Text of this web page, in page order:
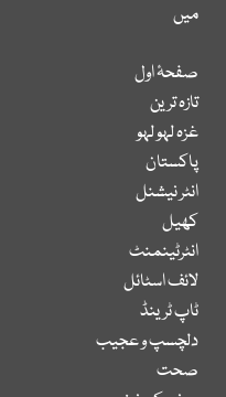
میں
صفحۂ اول
تازہ ترین
غزہ لہو لہو
پاکستان
انٹر نیشنل
کھیل
انٹرٹینمنٹ
لائف اسٹائل
ٹاپ ٹرینڈ
دلچسپ و عجیب
صحت